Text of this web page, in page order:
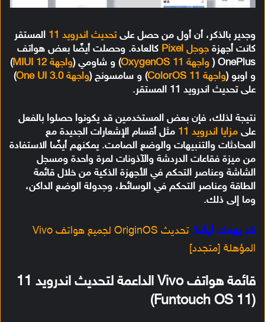
وجدير بالذكر، أن أول من حصل علىتحديث اندرويد 11
المستقر
كانت أجهزة جوجل Pixel
كالعادة. وحصلت أيضًا بعض هواتف
OnePlus (
واجهة OxygenOS 11 ) و شاومي (واجهة MIUI 12
)
و اوبو (واجهة ColorOS 11 ) و سامسونج (واجهة One UI 3.0
)
على تحديث اندرويد 11 المستقر.
نتيجة لذلك، فإن بعض المستخدمين قد يكونوا حصلوا بالفعل
على مزايا اندرويد 11
مثل أقسام الإشعارات الجديدة مع
المحادثات والتنبيهات والوضع الصامت. يمكنهم أيضًا الاستفادة
من ميزة فقاعات الدردشة والآذونات لمرة واحدة ومسجل
الشاشة وعناصر التحكم في الأجهزة الذكية من خلال قائمة
الطاقة وعناصر التحكم في الوسائط، وجدولة الوضع الداكن،
وما إلى ذلك.
قد يهمك أيضًا:
تحديث OriginOS لجميع هواتف Vivo
المؤهلة [متجدد]
قائمة هواتف Vivo الداعمة لتحديث اندرويد 11
(Funtouch OS 11)